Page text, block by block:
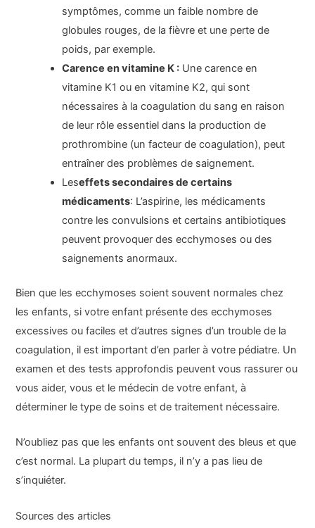
symptômes, comme un faible nombre de
globules rouges, de la fièvre et une perte de
poids, par exemple.
Carence en vitamine K : Une carence en
vitamine K1 ou en vitamine K2, qui sont
nécessaires à la coagulation du sang en raison
de leur rôle essentiel dans la production de
prothrombine (un facteur de coagulation), peut
entraîner des problèmes de saignement.
Leseffets secondaires de certains
médicaments: L’aspirine, les médicaments
contre les convulsions et certains antibiotiques
peuvent provoquer des ecchymoses ou des
saignements anormaux.
Bien que les ecchymoses soient souvent normales chez
les enfants, si votre enfant présente des ecchymoses
excessives ou faciles et d’autres signes d’un trouble de la
coagulation, il est important d’en parler à votre pédiatre. Un
examen et des tests approfondis peuvent vous rassurer ou
vous aider, vous et le médecin de votre enfant, à
déterminer le type de soins et de traitement nécessaire.
N’oubliez pas que les enfants ont souvent des bleus et que
c’est normal. La plupart du temps, il n’y a pas lieu de
s’inquiéter.
Sources des articles